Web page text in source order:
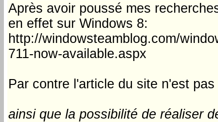
Après avoir poussé mes
en effet sur Windows 8:
http://windowsteamblog.com/
711-now-available.aspx
Par contre l'article du site n'est
ainsi que la possibilité de réaliser